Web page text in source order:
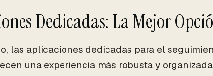
Dedicadas: La Mejor
las aplicaciones dedicadas para el
una experiencia más robusta y